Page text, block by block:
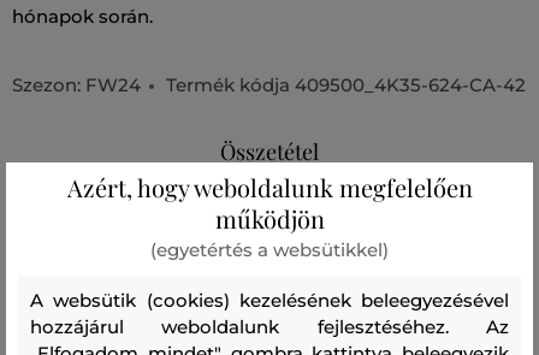
hónapok során.
Szezon: FW24 Termék kódja 409500_4K35-624-CA-42
Összetétel
POLIAMID ALPAKA
Azért, hogy weboldalunk megfelelően
működjön
(egyetértés a websütikkel)
A websütik (cookies) kezelésének beleegyezésével
hozzájárul weboldalunk fejlesztéséhez. Az